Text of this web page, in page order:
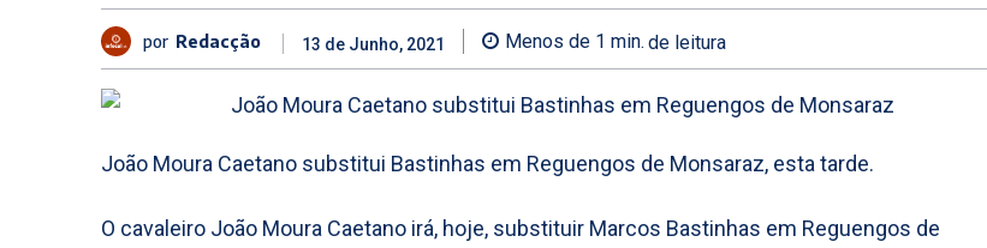
por Redacção 13 de Junho, 2021 Menos de 1 min. de leitura
João Moura Caetano substitui Bastinhas em Reguengos de Monsaraz, esta tarde.
O cavaleiro João Moura Caetano irá, hoje, substituir Marcos Bastinhas em Reguengos de